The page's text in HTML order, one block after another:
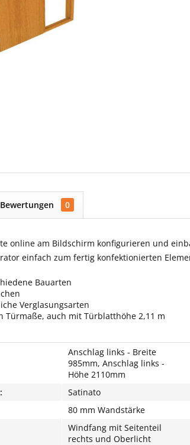
Bewertungen 0
online am Bildschirm konfigurieren und
einfach zum fertig konfektionierten
Bauarten
Verglasungsarten
Türmaße, auch mit Türblatthöhe 2,11 m
Anschlag links - Breite
985mm, Anschlag links -
Höhe 2110mm
Satinato
80 mm Wandstärke
Windfang mit Seitenteil
rechts und Oberlicht